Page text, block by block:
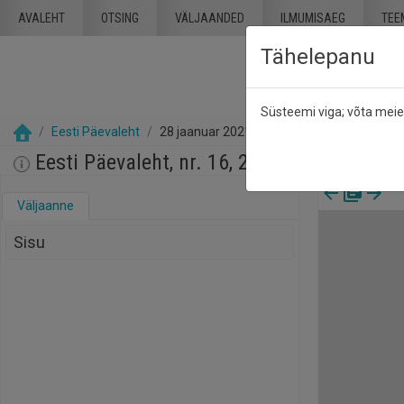
AVALEHT OTSING VÄLJAANDED ILMUMISAEG
Eesti Päevaleht 28 jaanuar 2021
Eesti Päevaleht, nr. 16, 28 jaanuar 2021
Väljaanne
Sisu
Tähelepanu
Süsteemi viga; võta